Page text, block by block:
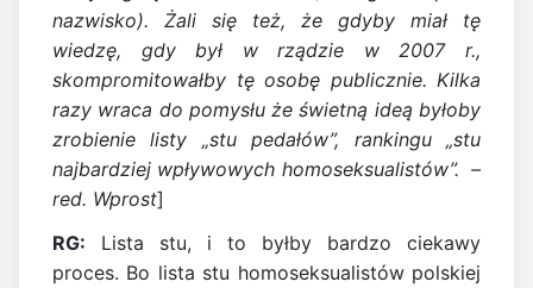
nazwisko). Żali się też, że gdyby miał tę
wiedzę, gdy był w rządzie w 2007 r.,
skompromitowałby tę osobę publicznie. Kilka
razy wraca do pomysłu że świetną ideą byłoby
zrobienie listy „stu pedałów”, rankingu „stu
najbardziej wpływowych homoseksualistów”. –
red. Wprost]
RG: Lista stu, i to byłby bardzo ciekawy
proces. Bo lista stu homoseksualistów polskiej